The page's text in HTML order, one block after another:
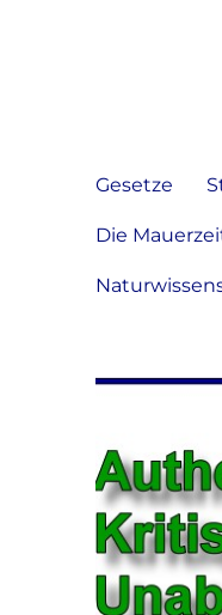
Gesetze
Die